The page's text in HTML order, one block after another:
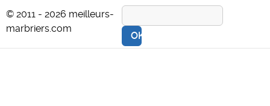
© 2011 - 2026 meilleurs-
marbriers.com